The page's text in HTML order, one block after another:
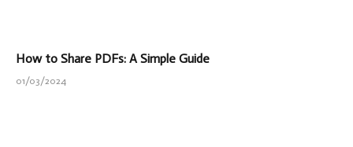
How to Share PDFs: A Simple Guide
01/03/2024